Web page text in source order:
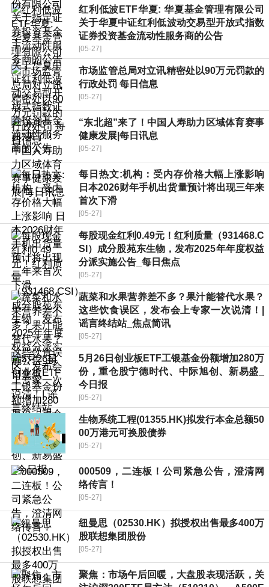
红利低波ETF华夏: 华夏基金管理有限公司
关于华夏中证红利低波动交易型开放式指数
证券投资基金流动性服务商的公告
[05-27]
市场监管总局对立讯精密处以90万元罚款的
行政处罚 每日信息
[05-27]
“东北超”来了！中国人寿助力区域体育赛事
健康发展|每日讯息
[05-27]
每日热文:机构：受内存价格大幅上涨影响
日本2026财年手机出货量预计将出现三年来
首次下滑
[05-27]
每股现金红利0.49元！红利质量（931468.C
SI）成分股苑东生物，发布2025年年度权益
分派实施公告_每日焦点
[05-27]
蔬菜和水果营养差不多？果汁能替代水果？
这些饮食误区，发布会上专家一次说清！|
谣言终结站_焦点简讯
[05-27]
5月26日创业板ETF工银基金份额增加280万
份，重仓股宁德时代、中际旭创、新易盛_
今日报
[05-27]
生物系统工程(01355.HK)拟发行本金总额50
00万港元可换股债券
[05-27]
000509，二连板！公司紧急公告，澄清网
络传言！
[05-27]
纽曼思（02530.HK）拟授权出售最多400万
股联想集团股份
[05-27]
聚焦：市场午后回暖，大盘股表现活跃，关